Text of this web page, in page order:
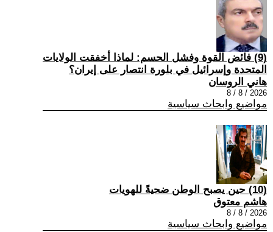
(9) فائض القوة وفشل الحسم: لماذا أخفقت الولايات
المتحدة وإسرائيل في بلورة انتصار على إيران؟
هاني الروسان
2026 / 8 / 8
مواضيع وابحاث سياسية
(10) حين يصبح الوطن ضحيةً للهويات
هاشم معتوق
2026 / 8 / 8
مواضيع وابحاث سياسية